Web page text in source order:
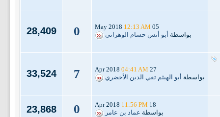
05 May 2018
12:13 AM
بواسطة أبو أنس حسام الوهراني 0
28,409
27 Apr 2018
04:41 AM
بواسطة أبو الهيثم تقي الدين الأخضري 7
33,524
18 Apr 2018
11:56 PM
بواسطة عماد بن عامر 0
23,868